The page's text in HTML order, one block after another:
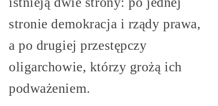
stronie demokracja i rządy prawa,
a po drugiej przestępczy
oligarchowie, którzy grożą ich
podważeniem.